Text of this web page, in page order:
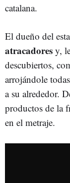
catalana.
El dueño del
atracadores y,
descubiertos,
arrojándole
a su alrededor.
productos de la
en el metraje.